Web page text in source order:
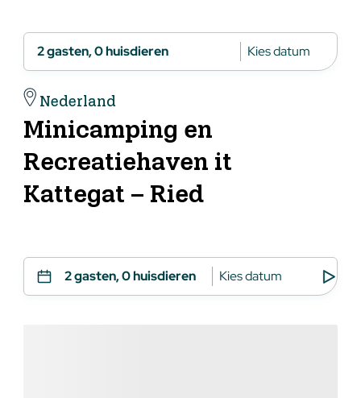
2 gasten, 0 huisdieren Kies datum
Nederland
Minicamping en
Recreatiehaven it
Kattegat – Ried
2 gasten, 0 huisdieren Kies datum